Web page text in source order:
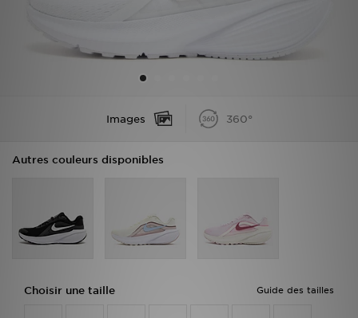
Images 360°
Autres couleurs disponibles
Guide des tailles
Choisir une taille
Nos Magasins
Télécharge l'Appli